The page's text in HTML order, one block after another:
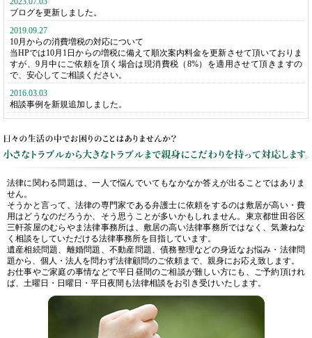
ブログを更新しました。
2019.09.27
10月からの消費増税の対応について
当HPでは10月1日からの増税に備えて順次案内料金を更新させて頂いておりま
すが、9月中にご依頼を頂く場合は現消費税（8%）を適用させて頂きますの
で、安心してご相談ください。
2016.03.03
相談事例を新規追加しました。
法律に関わる問題は、一人で悩んでいてもなかなか答えが出ることではありま
せん。
そうかと言って、法律の専門家である弁護士に依頼をするのは敷居が高い・費
用はどうなのだろうか、そう思うことが多いかもしれません。東京都世田谷区
三軒茶屋のむらやま法律事務所は、敷居の高い法律事務所ではなく、気兼ねな
く相談をしていただける法律事務所を目指しています。
遺産相続問題、離婚問題、不動産問題、債務整理などの身近なお悩み・法律問
題から、個人・法人を問わず法律顧問のご依頼まで、親身にお応え致します。
お仕事やご家庭の事情などで平日昼間のご相談が難しい方にも、ご予約頂けれ
ば、土曜日・日曜日・平日夜間も法律相談をお引き受けいたします。